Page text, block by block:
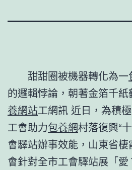
甜甜圈被機器轉化為一
的邏輯悖論，朝著金箔千紙
養網站工網訊 近日，為積
工會助力包養網村落復興“
會驛站辦事效能，山東省棲
會針對全市工會驛站展「愛